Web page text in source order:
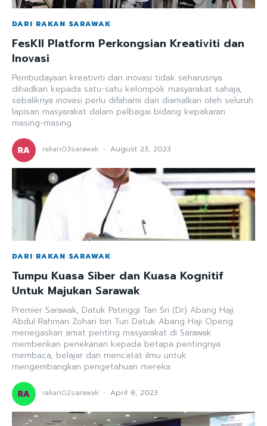
DARI RAKAN SARAWAK
FesKII Platform Perkongsian Kreativiti dan
Inovasi
Pembudayaan kreativiti dan inovasi tidak seharusnya
dihadkan kepada satu-satu kelompok masyarakat sahaja,
sebaliknya inovasi perlu difahami dan diamalkan oleh seluruh
lapisan masyarakat dalam pelbagai bidang kepakaran
masing-masing.
rakan03sarawak - August 23, 2023
DARI RAKAN SARAWAK
Tumpu Kuasa Siber dan Kuasa Kognitif
Untuk Majukan Sarawak
Premier Sarawak, Datuk Patinggi Tan Sri (Dr) Abang Haji
Abdul Rahman Zohari bin Tun Datuk Abang Haji Openg
menegaskan amat penting masyarakat di Sarawak
memberikan penekanan kepada betapa pentingnya
membaca, belajar dan mencatat ilmu untuk
mengembangkan pengetahuan mereka.
rakan02sarawak - April 8, 2023